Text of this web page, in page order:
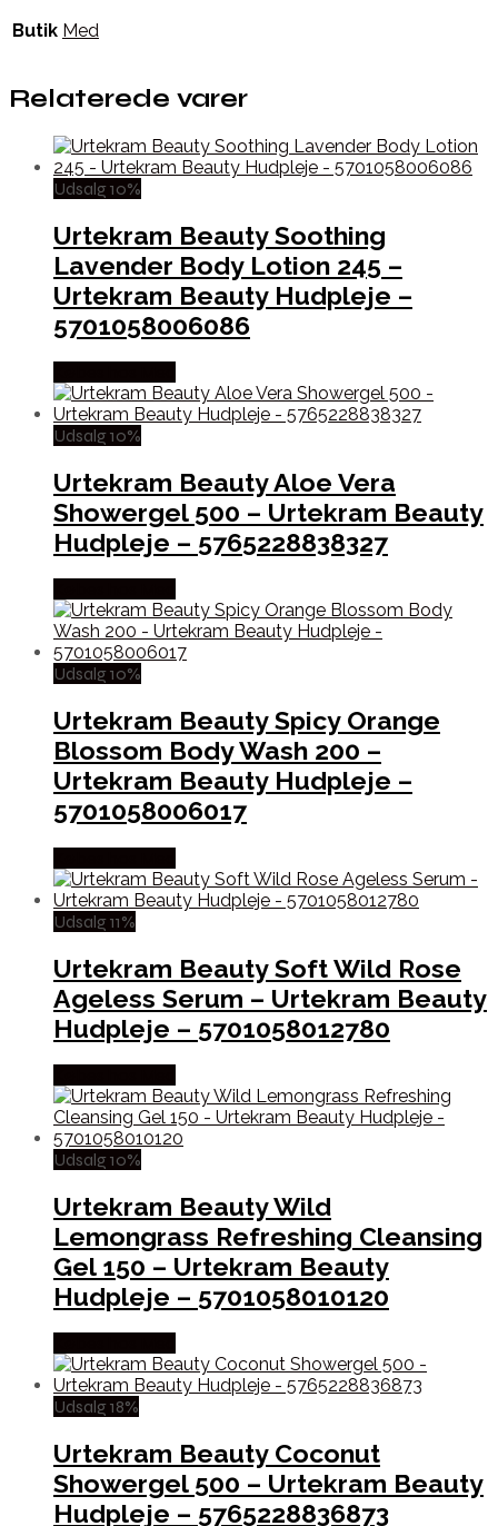
Butik Med
Relaterede varer
Udsalg 10%
Urtekram Beauty Soothing
Lavender Body Lotion 245 –
Urtekram Beauty Hudpleje –
5701058006086
Udsalg 10%
Urtekram Beauty Aloe Vera
Showergel 500 – Urtekram Beauty
Hudpleje – 5765228838327
Udsalg 10%
Urtekram Beauty Spicy Orange
Blossom Body Wash 200 –
Urtekram Beauty Hudpleje –
5701058006017
Udsalg 11%
Urtekram Beauty Soft Wild Rose
Ageless Serum – Urtekram Beauty
Hudpleje – 5701058012780
Udsalg 10%
Urtekram Beauty Wild
Lemongrass Refreshing Cleansing
Gel 150 – Urtekram Beauty
Hudpleje – 5701058010120
Udsalg 18%
Urtekram Beauty Coconut
Showergel 500 – Urtekram Beauty
Hudpleje – 5765228836873